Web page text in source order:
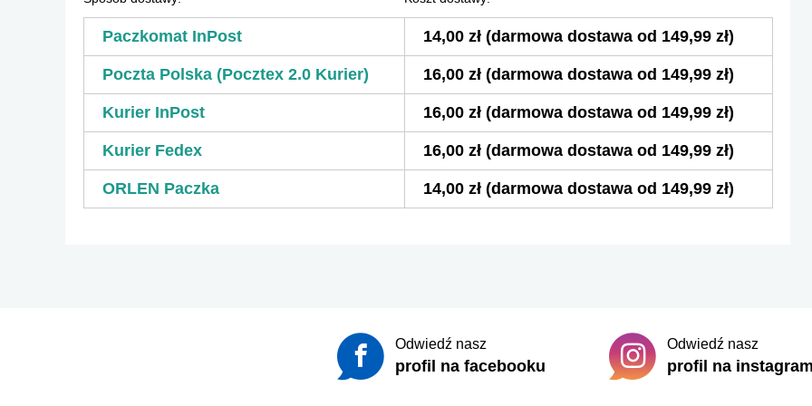
Paczkomat InPost 14,00 zł (darmowa dostawa od 149,99 zł)
Poczta Polska (Pocztex 2.0 Kurier) 16,00 zł (darmowa dostawa od 149,99 zł)
Kurier InPost 16,00 zł (darmowa dostawa od 149,99 zł)
Kurier Fedex 16,00 zł (darmowa dostawa od 149,99 zł)
ORLEN Paczka 14,00 zł (darmowa dostawa od 149,99 zł)
Odwiedź nasz
profil na facebooku
Odwiedź nasz
profil na